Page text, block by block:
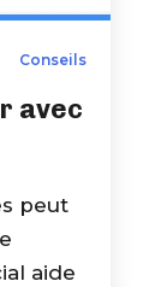
Conseils
avec
peut
aide